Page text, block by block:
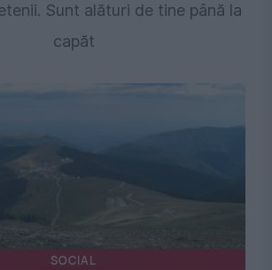
Sunt alături de tine până la
capăt
SOCIAL